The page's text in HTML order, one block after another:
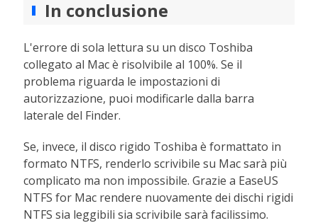
In conclusione
L'errore di sola lettura su un disco Toshiba
collegato al Mac è risolvibile al 100%. Se il
problema riguarda le impostazioni di
autorizzazione, puoi modificarle dalla barra
laterale del Finder.
Se, invece, il disco rigido Toshiba è formattato in
formato NTFS, renderlo scrivibile su Mac sarà più
complicato ma non impossibile. Grazie a EaseUS
NTFS for Mac rendere nuovamente dei dischi rigidi
NTFS sia leggibili sia scrivibile sarà facilissimo.